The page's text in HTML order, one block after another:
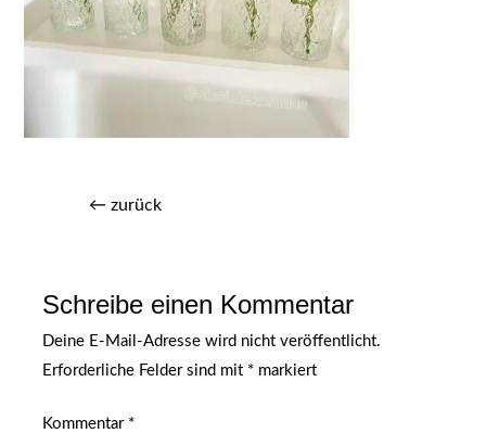
← zurück
Schreibe einen Kommentar
Deine E-Mail-Adresse wird nicht veröffentlicht.
Erforderliche Felder sind mit * markiert
Kommentar *